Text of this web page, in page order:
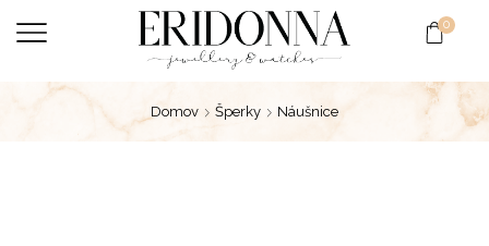
0
Domov Šperky Náušnice